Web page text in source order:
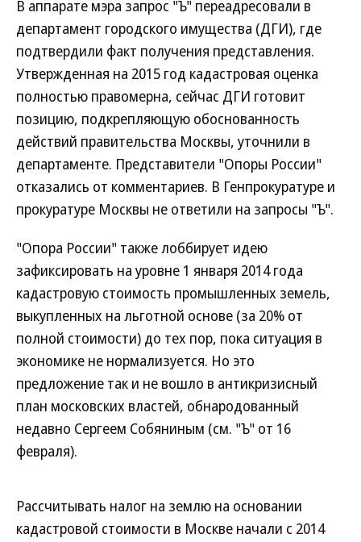
В аппарате мэра запрос "Ъ" переадресовали в
департамент городского имущества (ДГИ), где
подтвердили факт получения представления.
Утвержденная на 2015 год кадастровая оценка
полностью правомерна, сейчас ДГИ готовит
позицию, подкрепляющую обоснованность
действий правительства Москвы, уточнили в
департаменте. Представители "Опоры России"
отказались от комментариев. В Генпрокуратуре и
прокуратуре Москвы не ответили на запросы "Ъ".
"Опора России" также лоббирует идею
зафиксировать на уровне 1 января 2014 года
кадастровую стоимость промышленных земель,
выкупленных на льготной основе (за 20% от
полной стоимости) до тех пор, пока ситуация в
экономике не нормализуется. Но это
предложение так и не вошло в антикризисный
план московских властей, обнародованный
недавно Сергеем Собяниным (см. "Ъ" от 16
февраля).
Рассчитывать налог на землю на основании
кадастровой стоимости в Москве начали с 2014